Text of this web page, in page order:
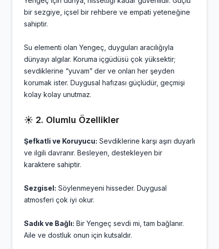
bir sezgiye, içsel bir rehbere ve empati yeteneğine
sahiptir.
Su elementi olan Yengeç, duyguları aracılığıyla
dünyayı algılar. Koruma içgüdüsü çok yüksektir;
sevdiklerine “yuvam” der ve onları her şeyden
korumak ister. Duygusal hafızası güçlüdür, geçmişi
kolay kolay unutmaz.
☀️ 2. Olumlu Özellikler
Şefkatli ve Koruyucu: Sevdiklerine karşı aşırı duyarlı
ve ilgili davranır. Besleyen, destekleyen bir
karaktere sahiptir.
Sezgisel: Söylenmeyeni hisseder. Duygusal
atmosferi çok iyi okur.
Sadık ve Bağlı: Bir Yengeç sevdi mi, tam bağlanır.
Aile ve dostluk onun için kutsaldır.